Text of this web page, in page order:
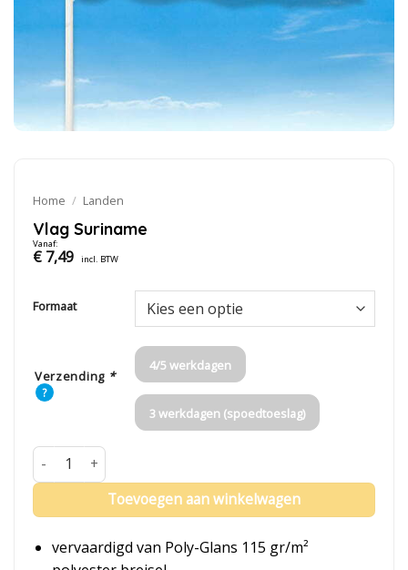
Home / Landen
Vlag Suriname
Vanaf:
€7,49 incl. BTW
Formaat
Verzending *
?
4/5 werkdagen
3 werkdagen (spoedtoeslag)
Vlag Suriname aantal
Toevoegen aan winkelwagen
vervaardigd van Poly-Glans 115 gr/m²